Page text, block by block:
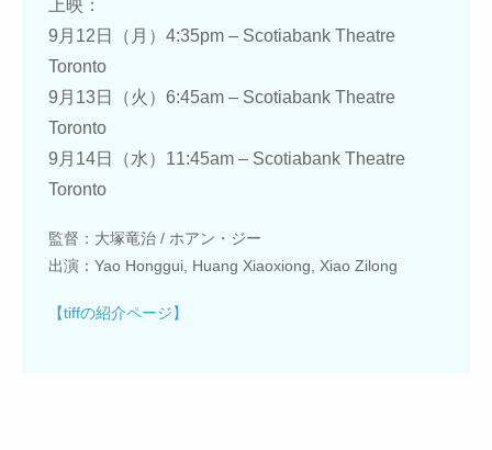
上映：
9月12日（月）4:35pm – Scotiabank Theatre
Toronto
9月13日（火）6:45am – Scotiabank Theatre
Toronto
9月14日（水）11:45am – Scotiabank Theatre
Toronto
監督：大塚竜治 / ホアン・ジー
出演：Yao Honggui, Huang Xiaoxiong, Xiao Zilong
【tiffの紹介ページ】